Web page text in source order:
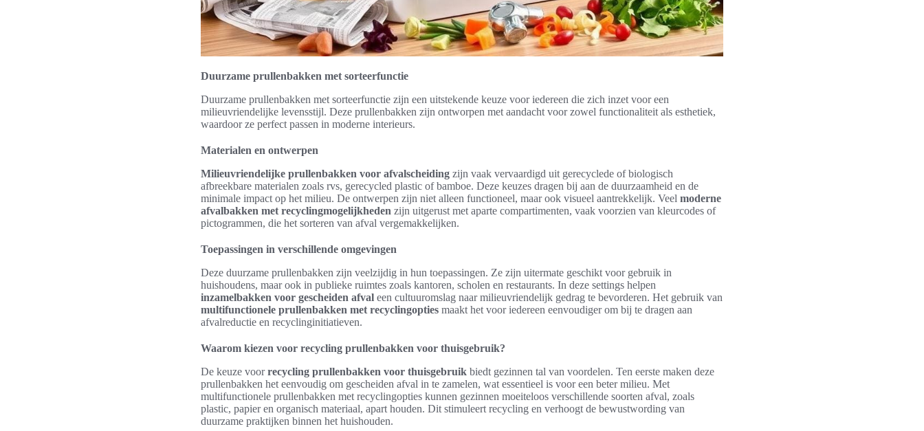
Duurzame prullenbakken met sorteerfunctie
Duurzame prullenbakken met sorteerfunctie zijn een uitstekende keuze voor iedereen die zich inzet voor een
milieuvriendelijke levensstijl. Deze prullenbakken zijn ontworpen met aandacht voor zowel functionaliteit als esthetiek,
waardoor ze perfect passen in moderne interieurs.
Materialen en ontwerpen
Milieuvriendelijke prullenbakken voor afvalscheiding zijn vaak vervaardigd uit gerecyclede of biologisch
afbreekbare materialen zoals rvs, gerecycled plastic of bamboe. Deze keuzes dragen bij aan de duurzaamheid en de
minimale impact op het milieu. De ontwerpen zijn niet alleen functioneel, maar ook visueel aantrekkelijk. Veel moderne
afvalbakken met recyclingmogelijkheden zijn uitgerust met aparte compartimenten, vaak voorzien van kleurcodes of
pictogrammen, die het sorteren van afval vergemakkelijken.
Toepassingen in verschillende omgevingen
Deze duurzame prullenbakken zijn veelzijdig in hun toepassingen. Ze zijn uitermate geschikt voor gebruik in
huishoudens, maar ook in publieke ruimtes zoals kantoren, scholen en restaurants. In deze settings helpen
inzamelbakken voor gescheiden afval een cultuuromslag naar milieuvriendelijk gedrag te bevorderen. Het gebruik van
multifunctionele prullenbakken met recyclingopties maakt het voor iedereen eenvoudiger om bij te dragen aan
afvalreductie en recyclinginitiatieven.
Waarom kiezen voor recycling prullenbakken voor thuisgebruik?
De keuze voorrecycling prullenbakken voor thuisgebruik biedt gezinnen tal van voordelen. Ten eerste maken deze
prullenbakken het eenvoudig om gescheiden afval in te zamelen, wat essentieel is voor een beter milieu. Met
multifunctionele prullenbakken met recyclingopties kunnen gezinnen moeiteloos verschillende soorten afval, zoals
plastic, papier en organisch materiaal, apart houden. Dit stimuleert recycling en verhoogt de bewustwording van
duurzame praktijken binnen het huishouden.